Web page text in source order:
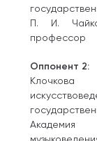
П. И.
профессор
Оппонент 2:
Клочкова